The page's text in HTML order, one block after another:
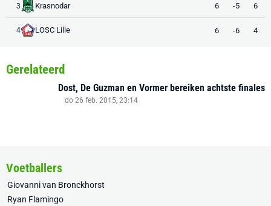
3 Krasnodar 6 -5 6
4 LOSC Lille 6 -6 4
Gerelateerd
Dost, De Guzman en Vormer bereiken achtste finales
do 26 feb. 2015, 23:14
Voetballers
Giovanni van Bronckhorst
Ryan Flamingo